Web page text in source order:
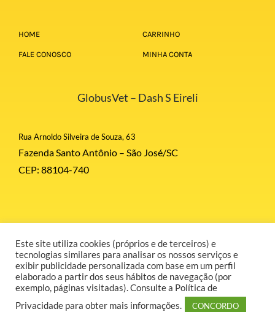
HOME
FALE CONOSCO
CARRINHO
MINHA CONTA
GlobusVet – Dash S Eireli
Rua Arnoldo Silveira de Souza, 63
Fazenda Santo Antônio – São José/SC
CEP: 88104-740
© Copyright 2026 | Globus Corporation | Todos Direitos Reservados |
Desenvolvido por GR COMUNICAÇÃO.
Este site utiliza cookies (próprios e de terceiros) e
tecnologias similares para analisar os nossos serviços e
exibir publicidade personalizada com base em um perfil
elaborado a partir dos seus hábitos de navegação (por
exemplo, páginas visitadas). Consulte a Política de
Privacidade para obter mais informações.
CONCORDO